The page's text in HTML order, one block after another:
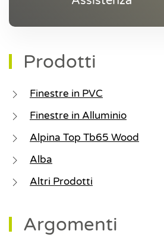
Prodotti
Finestre in PVC
Finestre in Alluminio
Alpina Top Tb65 Wood
Alba
Altri Prodotti
Argomenti